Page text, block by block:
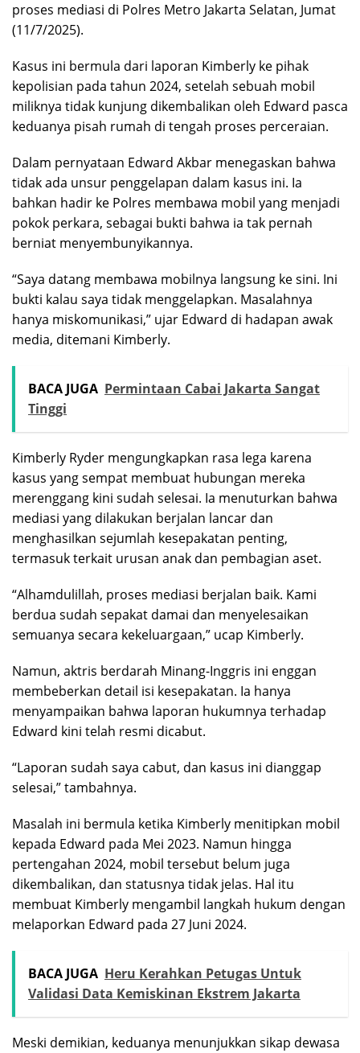
proses mediasi di Polres Metro Jakarta Selatan, Jumat
(11/7/2025).
Kasus ini bermula dari laporan Kimberly ke pihak
kepolisian pada tahun 2024, setelah sebuah mobil
miliknya tidak kunjung dikembalikan oleh Edward pasca
keduanya pisah rumah di tengah proses perceraian.
Dalam pernyataan Edward Akbar menegaskan bahwa
tidak ada unsur penggelapan dalam kasus ini. Ia
bahkan hadir ke Polres membawa mobil yang menjadi
pokok perkara, sebagai bukti bahwa ia tak pernah
berniat menyembunyikannya.
“Saya datang membawa mobilnya langsung ke sini. Ini
bukti kalau saya tidak menggelapkan. Masalahnya
hanya miskomunikasi,” ujar Edward di hadapan awak
media, ditemani Kimberly.
BACA JUGA Permintaan Cabai Jakarta Sangat
Tinggi
Kimberly Ryder mengungkapkan rasa lega karena
kasus yang sempat membuat hubungan mereka
merenggang kini sudah selesai. Ia menuturkan bahwa
mediasi yang dilakukan berjalan lancar dan
menghasilkan sejumlah kesepakatan penting,
termasuk terkait urusan anak dan pembagian aset.
“Alhamdulillah, proses mediasi berjalan baik. Kami
berdua sudah sepakat damai dan menyelesaikan
semuanya secara kekeluargaan,” ucap Kimberly.
Namun, aktris berdarah Minang-Inggris ini enggan
membeberkan detail isi kesepakatan. Ia hanya
menyampaikan bahwa laporan hukumnya terhadap
Edward kini telah resmi dicabut.
“Laporan sudah saya cabut, dan kasus ini dianggap
selesai,” tambahnya.
Masalah ini bermula ketika Kimberly menitipkan mobil
kepada Edward pada Mei 2023. Namun hingga
pertengahan 2024, mobil tersebut belum juga
dikembalikan, dan statusnya tidak jelas. Hal itu
membuat Kimberly mengambil langkah hukum dengan
melaporkan Edward pada 27 Juni 2024.
BACA JUGA Heru Kerahkan Petugas Untuk
Validasi Data Kemiskinan Ekstrem Jakarta
Meski demikian, keduanya menunjukkan sikap dewasa